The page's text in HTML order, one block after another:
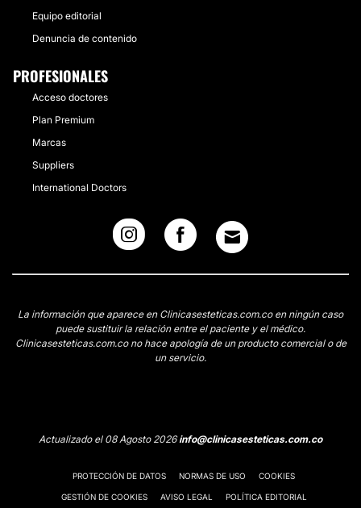
Equipo editorial
Denuncia de contenido
PROFESIONALES
Acceso doctores
Plan Premium
Marcas
Suppliers
International Doctors
La información que aparece en Clinicasesteticas.com.co en ningún caso
puede sustituir la relación entre el paciente y el médico.
Clinicasesteticas.com.co no hace apología de un producto comercial o de
un servicio.
Actualizado el 08 Agosto 2026info@clinicasesteticas.com.co
PROTECCIÓN DE DATOS NORMAS DE USO COOKIES
GESTIÓN DE COOKIES AVISO LEGAL POLÍTICA EDITORIAL